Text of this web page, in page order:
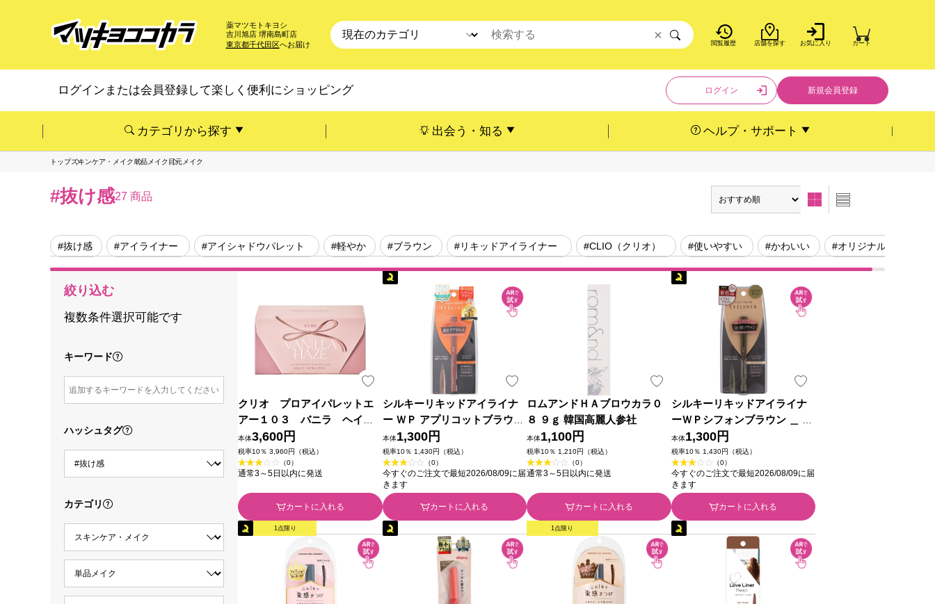
薬マツモトキヨシ
吉川旭店 堺南島町店
東京都千代田区へお届け 閲覧履歴 店舗を探す お気に入り カート
×
ログインまたは会員登録して楽しく便利にショッピング ログイン 新規会員登録
カテゴリから探す 出会う・知る ヘルプ・サポート
トップスキンケア・メイク単品メイク目元メイク
#抜け感27 商品
#抜け感 #アイライナー #アイシャドウパレット #軽やか #ブラウン #リキッドアイライナー #CLIO（クリオ） #使いやすい #かわいい #オリジナル
絞り込む
複数条件選択可能です
キーワード
ハッシュタグ
カテゴリ
クリオ プロアイパレットエ
アー１０３ バニラ ヘイズ
バニラ ＤＯＯＷＯＮ
本体3,600円
税率10％ 3,960円（税込）
（0）
通常3～5日以内に発送
カートに入れる
シルキーリキッドアイライナ
ー ＷＰ アプリコットブラウン
＿ ディー・アップ
本体1,300円
税率10％ 1,430円（税込）
（0）
今すぐのご注文で最短2026/08/09に届
きます
カートに入れる
ロムアンドＨＡブロウカラ０
８ ９ｇ 韓国高麗人参社
本体1,100円
税率10％ 1,210円（税込）
（0）
通常3～5日以内に発送
カートに入れる
シルキーリキッドアイライナ
ーＷＰシフォンブラウン ＿ デ
ィー・アップ
本体1,300円
税率10％ 1,430円（税込）
（0）
今すぐのご注文で最短2026/08/09に届
きます
カートに入れる
1点限り 1点限り